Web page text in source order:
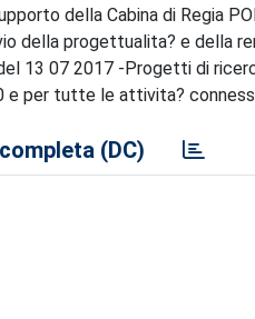
della Cabina di Regia
della progettualita? e della
13 07 2017 -Progetti di
e per tutte le attivita?
(DC)